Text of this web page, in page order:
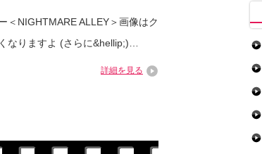
＜NIGHTMARE ALLEY＞画像はク
なりますよ (さらに&hellip;)…
詳細を見る